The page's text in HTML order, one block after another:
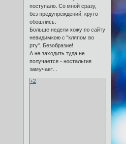
поступало. Со мной сразу,
без предупреждений, круто
обошлись.
Больше недели хожу по сайту
невидимкою с "кляпом во
рту". Безобразие!
А не заходить туда не
получается - ностальгия
замучает...
+2